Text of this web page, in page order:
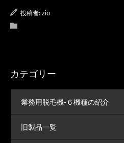
投稿者:zio
カテゴリー
業務用脱毛機-６機種の紹介
旧製品一覧